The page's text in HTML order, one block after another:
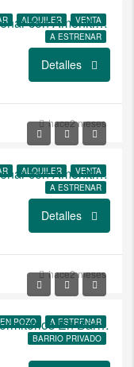
ALQUILER
VENTA
A ESTRENAR
Apartamento de 3 Dormitorio a Estrenar con Amenities Premium en Brits
Detalles
hace2 meses
ALQUILER
VENTA
A ESTRENAR
Apartamento de 2 Dormitorio a Estrenar con Amenities Premium en Brits
Detalles
hace2 meses
EN POZO
A ESTRENAR
BARRIO PRIVADO
Casa Moderna Y Luminosa De 3 Dormitorios En Barrio Cerrado – Entrega Nov ’27